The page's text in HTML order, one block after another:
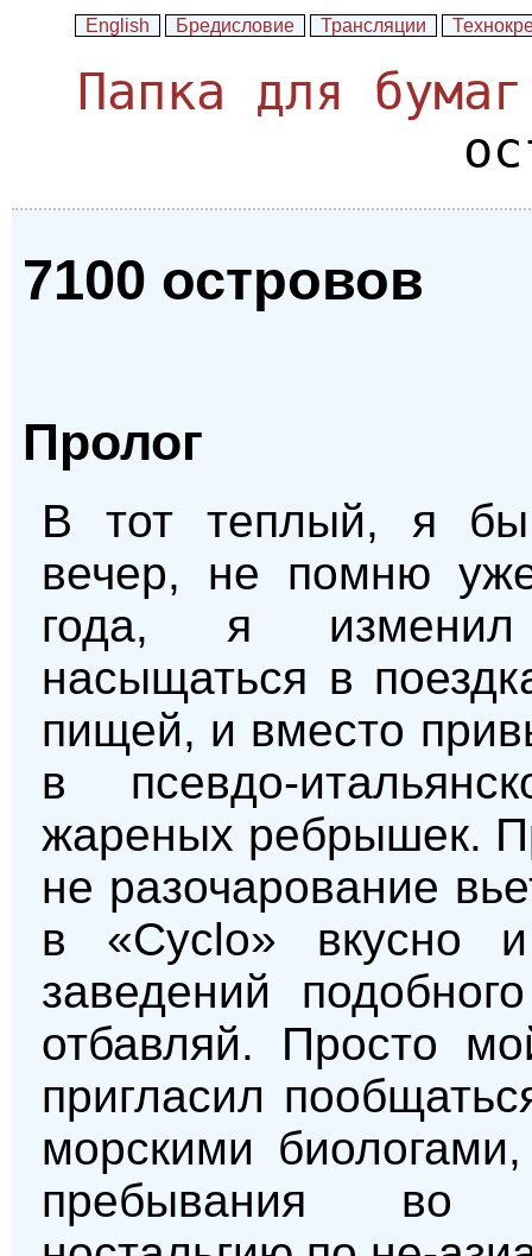
English Бредисловие Трансляции
Папка для бумаг
7100 островов
Пролог
В тот теплый, я бы
вечер, не помню
года, я изменил
насыщаться в
пищей, и вместо
в псевдо-
жареных ребрышек.
не разочарование
в «Cyclo» вкусно
заведений
отбавляй. Просто
пригласил
морскими
пребывания во